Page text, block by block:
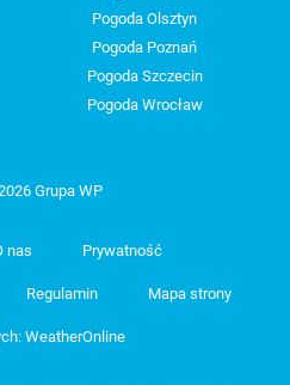
Pogoda Olsztyn
Pogoda Poznań
Pogoda Szczecin
Pogoda Wrocław
Grupa WP
nas Prywatność
Regulamin Mapa strony
WeatherOnline